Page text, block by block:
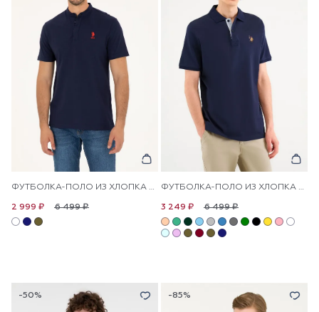
ФУТБОЛКА-ПОЛО ИЗ ХЛОПКА С ВОРОТНИКОМ-СТОЙКА
6 499 ₽
2 999 ₽
ФУТБОЛКА-ПОЛО ИЗ ХЛОПКА С КОНТРАСТНОЙ ПЛАНКОЙ
6 499 ₽
3 249 ₽
-50% -85%